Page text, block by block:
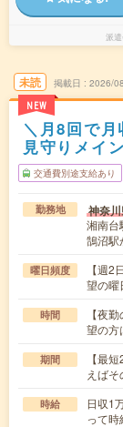
派
未読
NEW
掲載日 2026/
＼月8回で
見守りメイ
交通費別途支給あり
勤務地 神奈
湘南台
鵠沼駅
曜日頻度
【週
望の曜
時間
【夜
望の
期間
【最
えばそ
時給
日収1
って